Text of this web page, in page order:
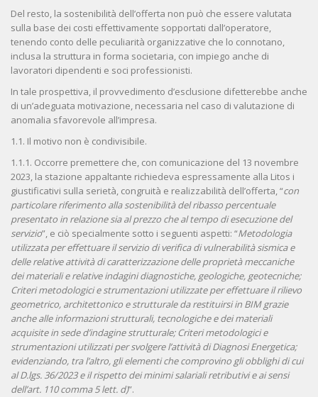
Del resto, la sostenibilità dell’offerta non può che essere valutata
sulla base dei costi effettivamente sopportati dall’operatore,
tenendo conto delle peculiarità organizzative che lo connotano,
inclusa la struttura in forma societaria, con impiego anche di
lavoratori dipendenti e soci professionisti.
In tale prospettiva, il provvedimento d’esclusione difetterebbe anche
di un’adeguata motivazione, necessaria nel caso di valutazione di
anomalia sfavorevole all’impresa.
1.1. Il motivo non è condivisibile.
1.1.1. Occorre premettere che, con comunicazione del 13 novembre
2023, la stazione appaltante richiedeva espressamente alla Litos i
giustificativi sulla serietà, congruità e realizzabilità dell’offerta, “con
particolare riferimento alla sostenibilità del ribasso percentuale
presentato in relazione sia al prezzo che al tempo di esecuzione del
servizio”, e ciò specialmente sotto i seguenti aspetti: “Metodologia
utilizzata per effettuare il servizio di verifica di vulnerabilità sismica e
delle relative attività di caratterizzazione delle proprietà meccaniche
dei materiali e relative indagini diagnostiche, geologiche, geotecniche;
Criteri metodologici e strumentazioni utilizzate per effettuare il rilievo
geometrico, architettonico e strutturale da restituirsi in BIM grazie
anche alle informazioni strutturali, tecnologiche e dei materiali
acquisite in sede d’indagine strutturale; Criteri metodologici e
strumentazioni utilizzati per svolgere l’attività di Diagnosi Energetica;
evidenziando, tra l’altro, gli elementi che comprovino gli obblighi di cui
al D.lgs. 36/2023 e il rispetto dei minimi salariali retributivi e ai sensi
dell’art. 110 comma 5 lett. d)”.